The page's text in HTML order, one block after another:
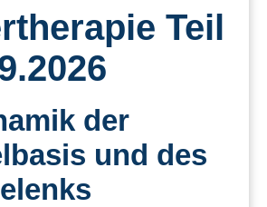
Teil
der
und des